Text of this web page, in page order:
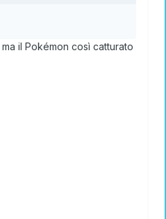
il Pokémon così catturato